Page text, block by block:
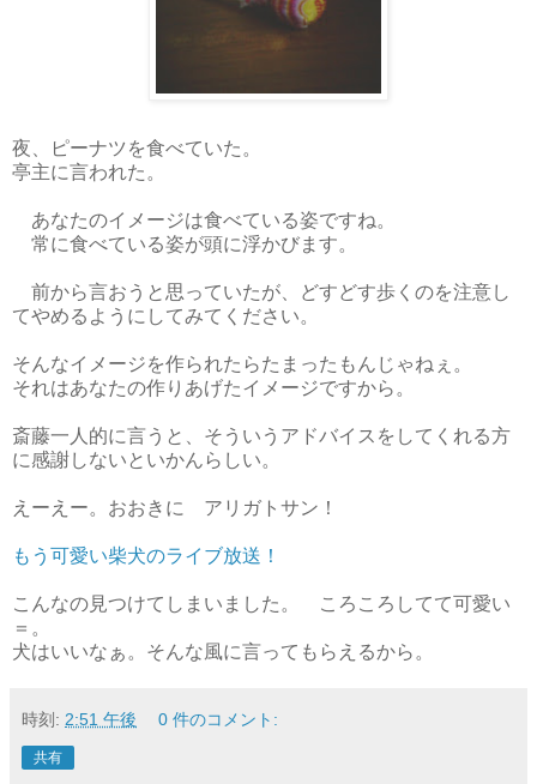
夜、ピーナツを食べていた。
亭主に言われた。
あなたのイメージは食べている姿ですね。
常に食べている姿が頭に浮かびます。
前から言おうと思っていたが、どすどす歩くのを注意し
てやめるようにしてみてください。
そんなイメージを作られたらたまったもんじゃねぇ。
それはあなたの作りあげたイメージですから。
斎藤一人的に言うと、そういうアドバイスをしてくれる方
に感謝しないといかんらしい。
えーえー。おおきに アリガトサン！
もう可愛い柴犬のライブ放送！
こんなの見つけてしまいました。 ころころしてて可愛い
＝。
犬はいいなぁ。そんな風に言ってもらえるから。
時刻: 2:51 午後 0 件のコメント:
共有